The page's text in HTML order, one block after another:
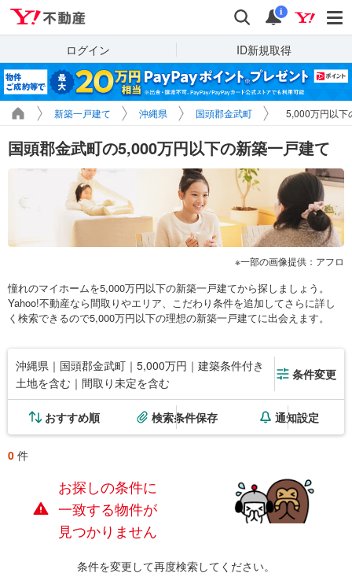
検索 通知
i
ログイン ID新規取得
新築一戸建て 沖縄県 国頭郡金武町 5,000万円以下
国頭郡金武町の5,000万円以下の新築一戸建て
一部の画像提供：アフロ
憧れのマイホームを5,000万円以下の新築一戸建てから探しましょう。
Yahoo!不動産なら間取りやエリア、こだわり条件を追加してさらに詳し
く検索できるので5,000万円以下の理想の新築一戸建てに出会えます。
沖縄県｜国頭郡金武町｜5,000万円｜建築条件付き
土地を含む｜間取り未定を含む
条件変更
おすすめ順 検索条件保存 通知設定
0 件
お探しの条件に
一致する物件が
見つかりません
条件を変更して再度検索してください。